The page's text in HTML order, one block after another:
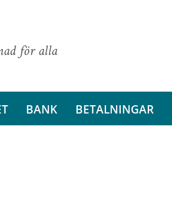
för alla
BANK BETALNINGAR